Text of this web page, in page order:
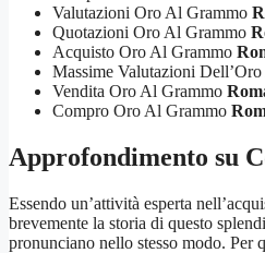
Valutazioni Oro Al Grammo
Quotazioni Oro Al Grammo
Acquisto Oro Al Grammo
Massime Valutazioni
Vendita Oro Al Grammo
Compro Oro Al Grammo
Approfondimento su
Essendo un’attività esperta
brevemente la storia di questo
pronunciano nello stesso modo. Per